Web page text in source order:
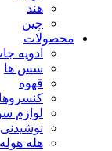
هند
چین
محصولات
ادویه
سس ها
قهوه
کنسروها
لوازم
نوشیدنی
هله